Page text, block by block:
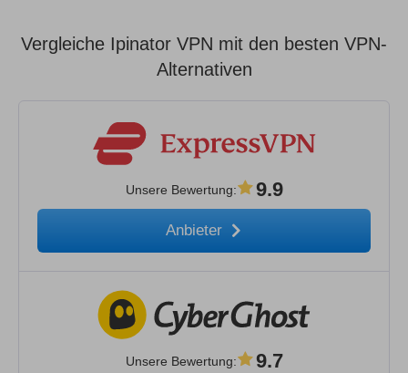
Vergleiche Ipinator VPN mit den besten VPN-
Alternativen
Unsere Bewertung: 9.9
Anbieter
Unsere Bewertung: 9.7